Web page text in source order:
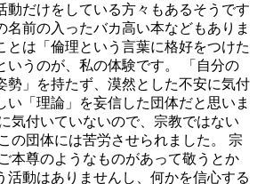
動だけをしている方々もあるそうです
名前の入ったバカ高い本などもありま
とは「倫理という言葉に格好をつけた
いうのが、私の体験です。 「自分の
勢」を持たず、漠然とした不安に気付
い「理論」を妄信した団体だと思いま
気付いていないので、宗教ではない
の団体には苦労させられました。 宗
本尊のようなものがあって敬うとか
活動はありませんし、何かを信心する